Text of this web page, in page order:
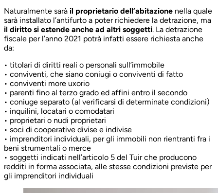
Naturalmente sarà il proprietario dell’abitazione nella quale
sarà installato l’antifurto a poter richiedere la detrazione, ma
il diritto si estende anche ad altri soggetti. La detrazione
fiscale per l’anno 2021 potrà infatti essere richiesta anche
da:
• titolari di diritti reali o personali sull’immobile
• conviventi, che siano coniugi o conviventi di fatto
• conviventi more uxorio
• parenti fino al terzo grado ed affini entro il secondo
• coniuge separato (al verificarsi di determinate condizioni)
• inquilini, locatari o comodatari
• proprietari o nudi proprietari
• soci di cooperative divise e indivise
• imprenditori individuali, per gli immobili non rientranti fra i
beni strumentali o merce
• soggetti indicati nell’articolo 5 del Tuir che producono
redditi in forma associata, alle stesse condizioni previste per
gli imprenditori individuali